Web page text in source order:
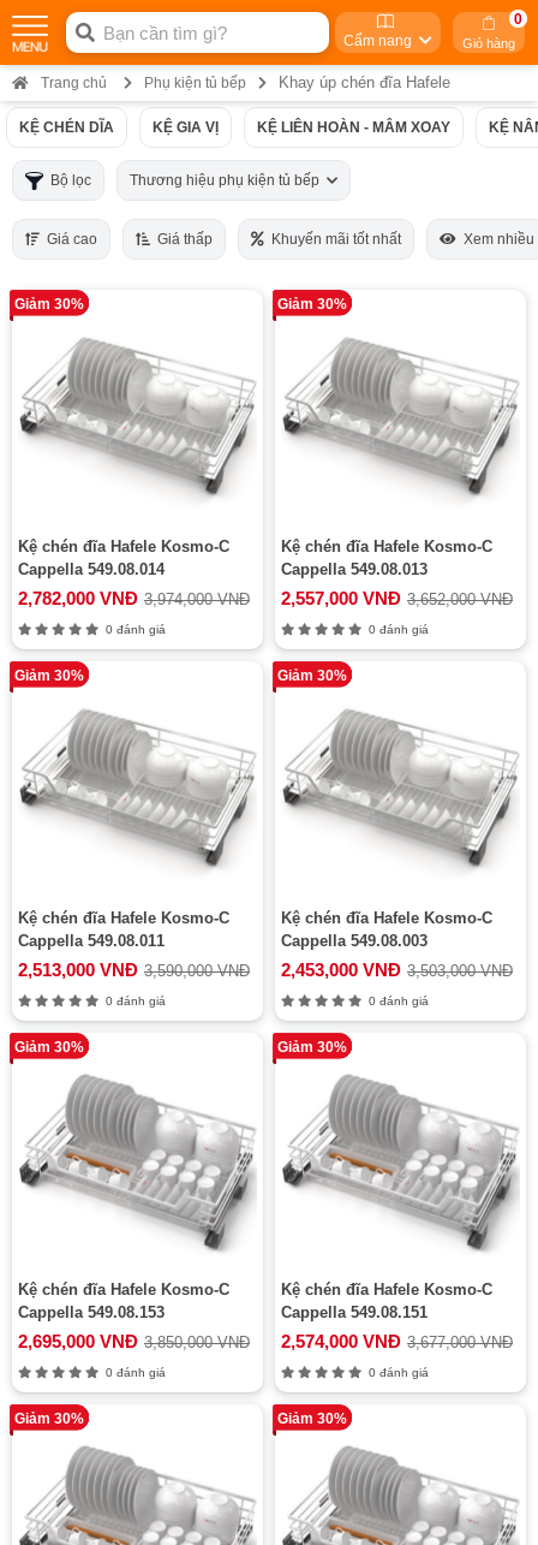
Cẩm nang Giỏ hàng
0
Trang chủ Phụ kiện tủ bếp Khay úp chén đĩa Hafele
KỆ CHÉN DĨA KỆ GIA VỊ KỆ LIÊN HOÀN - MÂM XOAY KỆ
Bộ lọc Thương hiệu phụ kiện tủ bếp
Giá cao Giá thấp Khuyến mãi tốt nhất Xem nhiều
Giảm 30%
Kệ chén đĩa Hafele Kosmo-C
Cappella 549.08.014
2,782,000 VNĐ 3,974,000 VNĐ
0 đánh giá
Giảm 30%
Kệ chén đĩa Hafele Kosmo-C
Cappella 549.08.013
2,557,000 VNĐ 3,652,000 VNĐ
0 đánh giá
Giảm 30%
Kệ chén đĩa Hafele Kosmo-C
Cappella 549.08.011
2,513,000 VNĐ 3,590,000 VNĐ
0 đánh giá
Giảm 30%
Kệ chén đĩa Hafele Kosmo-C
Cappella 549.08.003
2,453,000 VNĐ 3,503,000 VNĐ
0 đánh giá
Giảm 30%
Kệ chén đĩa Hafele Kosmo-C
Cappella 549.08.153
2,695,000 VNĐ 3,850,000 VNĐ
0 đánh giá
Giảm 30%
Kệ chén đĩa Hafele Kosmo-C
Cappella 549.08.151
2,574,000 VNĐ 3,677,000 VNĐ
0 đánh giá
Giảm 30% Giảm 30%